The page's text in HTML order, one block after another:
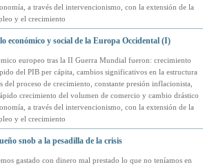
a través del intervencionismo, con la extensión de la
y el crecimiento
económico y social de la Europa Occidental (I)
europeo tras la II Guerra Mundial fueron: crecimiento
del PIB per cápita, cambios significativos en la estructura
del proceso de crecimiento, constante presión inflacionista,
crecimiento del volumen de comercio y cambio drástico
a través del intervencionismo, con la extensión de la
y el crecimiento
snob a la pesadilla de la crisis
gastado con dinero mal prestado lo que no teníamos en